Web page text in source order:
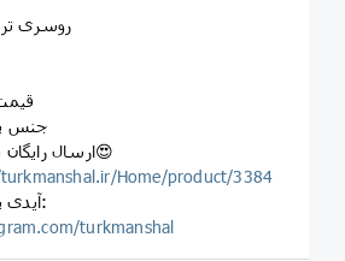
روسری
قیمت:
جنس
🚚ارسال رایگان به همه جای ایران😍
Home/product/3384
آیدی پیج ما در اینستاگرام:
turkmanshal